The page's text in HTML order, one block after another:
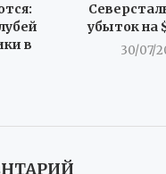
в
убыток на
30/07/